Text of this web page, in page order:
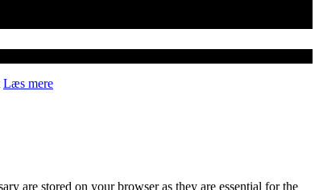
Læs mere
are stored on your browser as they are essential for the